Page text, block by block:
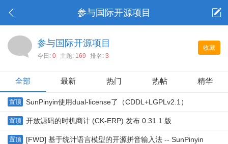
参与国际开源项目
收藏
参与国际开源项目
今日: 0 主题: 169 排名: 3
全部 最新 热门 热帖 精华
置顶 SunPinyin使用dual-license了（CDDL+LGPLv2.1）
置顶 开放源码的时机商计 (CK-ERP) 发布 0.31.1 版
置顶 [FWD] 基于统计语言模型的开源拼音输入法 -- SunPinyin